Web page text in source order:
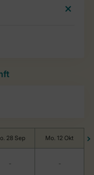
28 Sep Mo. 12 Okt
- -